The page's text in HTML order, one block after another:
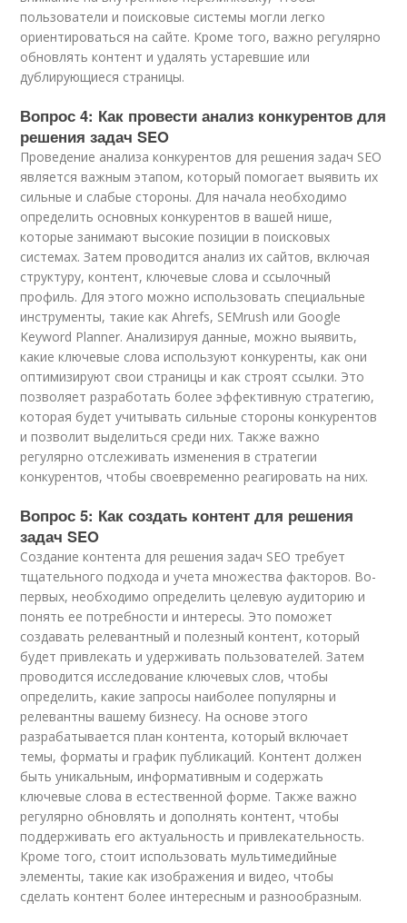
пользователи и поисковые системы могли легко
ориентироваться на сайте. Кроме того, важно регулярно
обновлять контент и удалять устаревшие или
дублирующиеся страницы.
Вопрос 4: Как провести анализ конкурентов для
решения задач SEO
Проведение анализа конкурентов для решения задач SEO
является важным этапом, который помогает выявить их
сильные и слабые стороны. Для начала необходимо
определить основных конкурентов в вашей нише,
которые занимают высокие позиции в поисковых
системах. Затем проводится анализ их сайтов, включая
структуру, контент, ключевые слова и ссылочный
профиль. Для этого можно использовать специальные
инструменты, такие как Ahrefs, SEMrush или Google
Keyword Planner. Анализируя данные, можно выявить,
какие ключевые слова используют конкуренты, как они
оптимизируют свои страницы и как строят ссылки. Это
позволяет разработать более эффективную стратегию,
которая будет учитывать сильные стороны конкурентов
и позволит выделиться среди них. Также важно
регулярно отслеживать изменения в стратегии
конкурентов, чтобы своевременно реагировать на них.
Вопрос 5: Как создать контент для решения
задач SEO
Создание контента для решения задач SEO требует
тщательного подхода и учета множества факторов. Во-
первых, необходимо определить целевую аудиторию и
понять ее потребности и интересы. Это поможет
создавать релевантный и полезный контент, который
будет привлекать и удерживать пользователей. Затем
проводится исследование ключевых слов, чтобы
определить, какие запросы наиболее популярны и
релевантны вашему бизнесу. На основе этого
разрабатывается план контента, который включает
темы, форматы и график публикаций. Контент должен
быть уникальным, информативным и содержать
ключевые слова в естественной форме. Также важно
регулярно обновлять и дополнять контент, чтобы
поддерживать его актуальность и привлекательность.
Кроме того, стоит использовать мультимедийные
элементы, такие как изображения и видео, чтобы
сделать контент более интересным и разнообразным.